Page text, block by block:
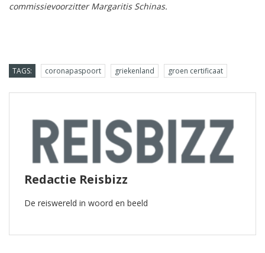
commissievoorzitter Margaritis Schinas.
TAGS: coronapaspoort griekenland groen certificaat
Redactie Reisbizz
De reiswereld in woord en beeld